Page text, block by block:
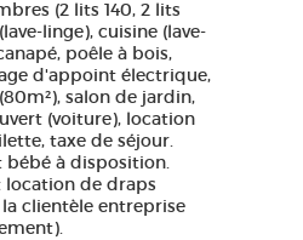
(2 lits 140, 2 lits
linge), cuisine (lave-
poêle à bois,
d'appoint électrique,
salon de jardin,
(voiture), location
taxe de séjour.
bébé à disposition.
location de draps
clientèle entreprise